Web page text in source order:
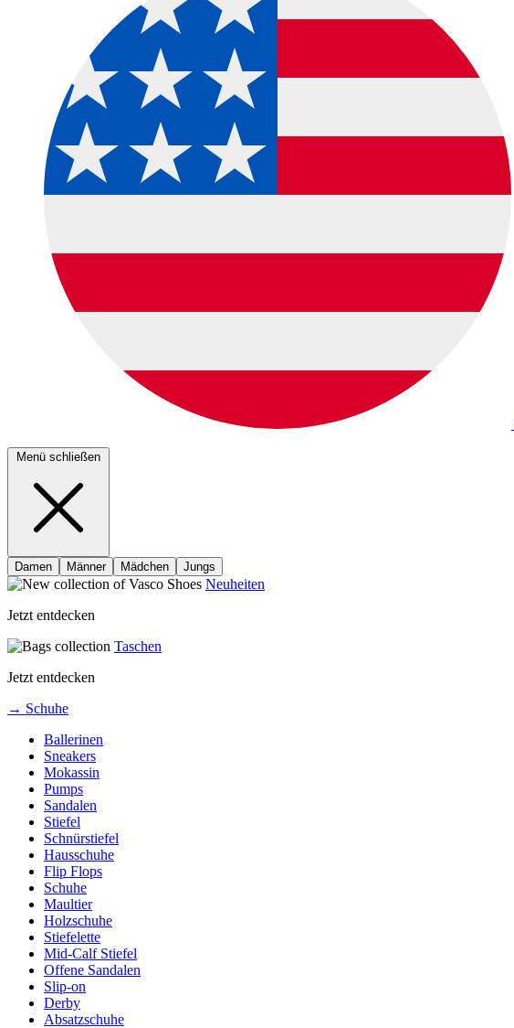
Menü schließen
Damen Männer Mädchen Jungs
Neuheiten
Jetzt entdecken
Taschen
Jetzt entdecken
→ Schuhe
Ballerinen
Sneakers
Mokassin
Pumps
Sandalen
Stiefel
Schnürstiefel
Hausschuhe
Flip Flops
Schuhe
Maultier
Holzschuhe
Stiefelette
Mid-Calf Stiefel
Offene Sandalen
Slip-on
Derby
Absatzschuhe